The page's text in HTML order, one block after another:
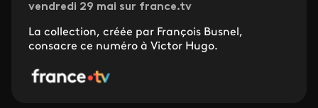
vendredi 29 mai sur france.tv
La collection, créée par François Busnel,
consacre ce numéro à Victor Hugo.